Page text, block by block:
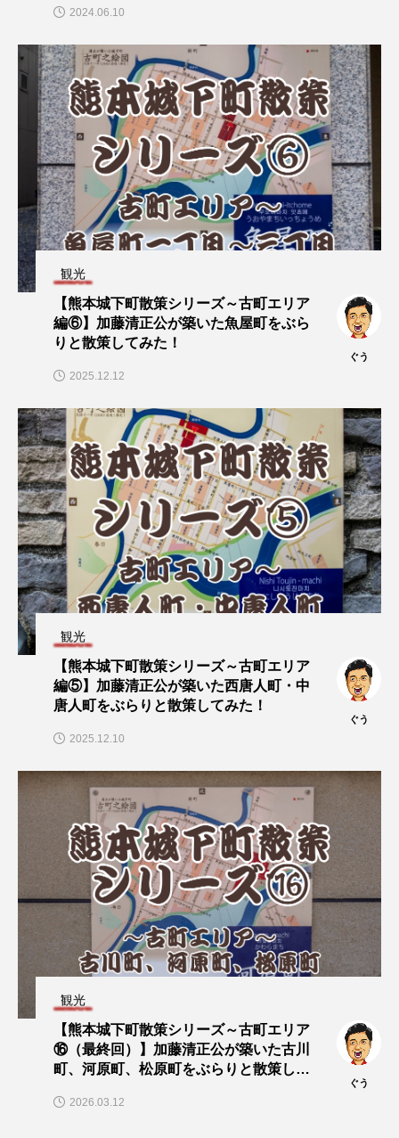
2024.06.10
観光
【熊本城下町散策シリーズ～古町エリア
編⑥】加藤清正公が築いた魚屋町をぶら
りと散策してみた！
ぐう
2025.12.12
観光
【熊本城下町散策シリーズ～古町エリア
編⑤】加藤清正公が築いた西唐人町・中
唐人町をぶらりと散策してみた！
ぐう
2025.12.10
観光
【熊本城下町散策シリーズ～古町エリア
⑯（最終回）】加藤清正公が築いた古川
町、河原町、松原町をぶらりと散策して
ぐう
2026.03.12